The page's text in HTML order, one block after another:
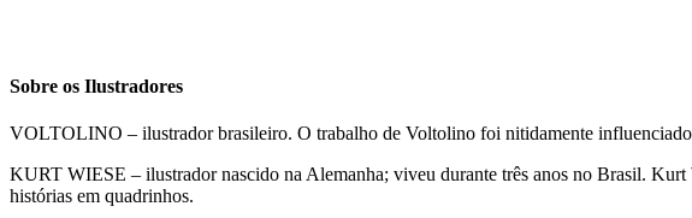
Sobre os Ilustradores
VOLTOLINO – ilustrador brasileiro. O trabalho de Voltolino foi nitidamente
KURT WIESE – ilustrador nascido na Alemanha; viveu durante três anos no Brasil. Kurt
histórias em quadrinhos.